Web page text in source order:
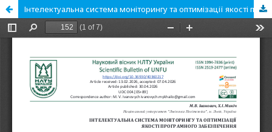
Інтелектуальна система моніторингу та оптимізації якості програмного забезпечення